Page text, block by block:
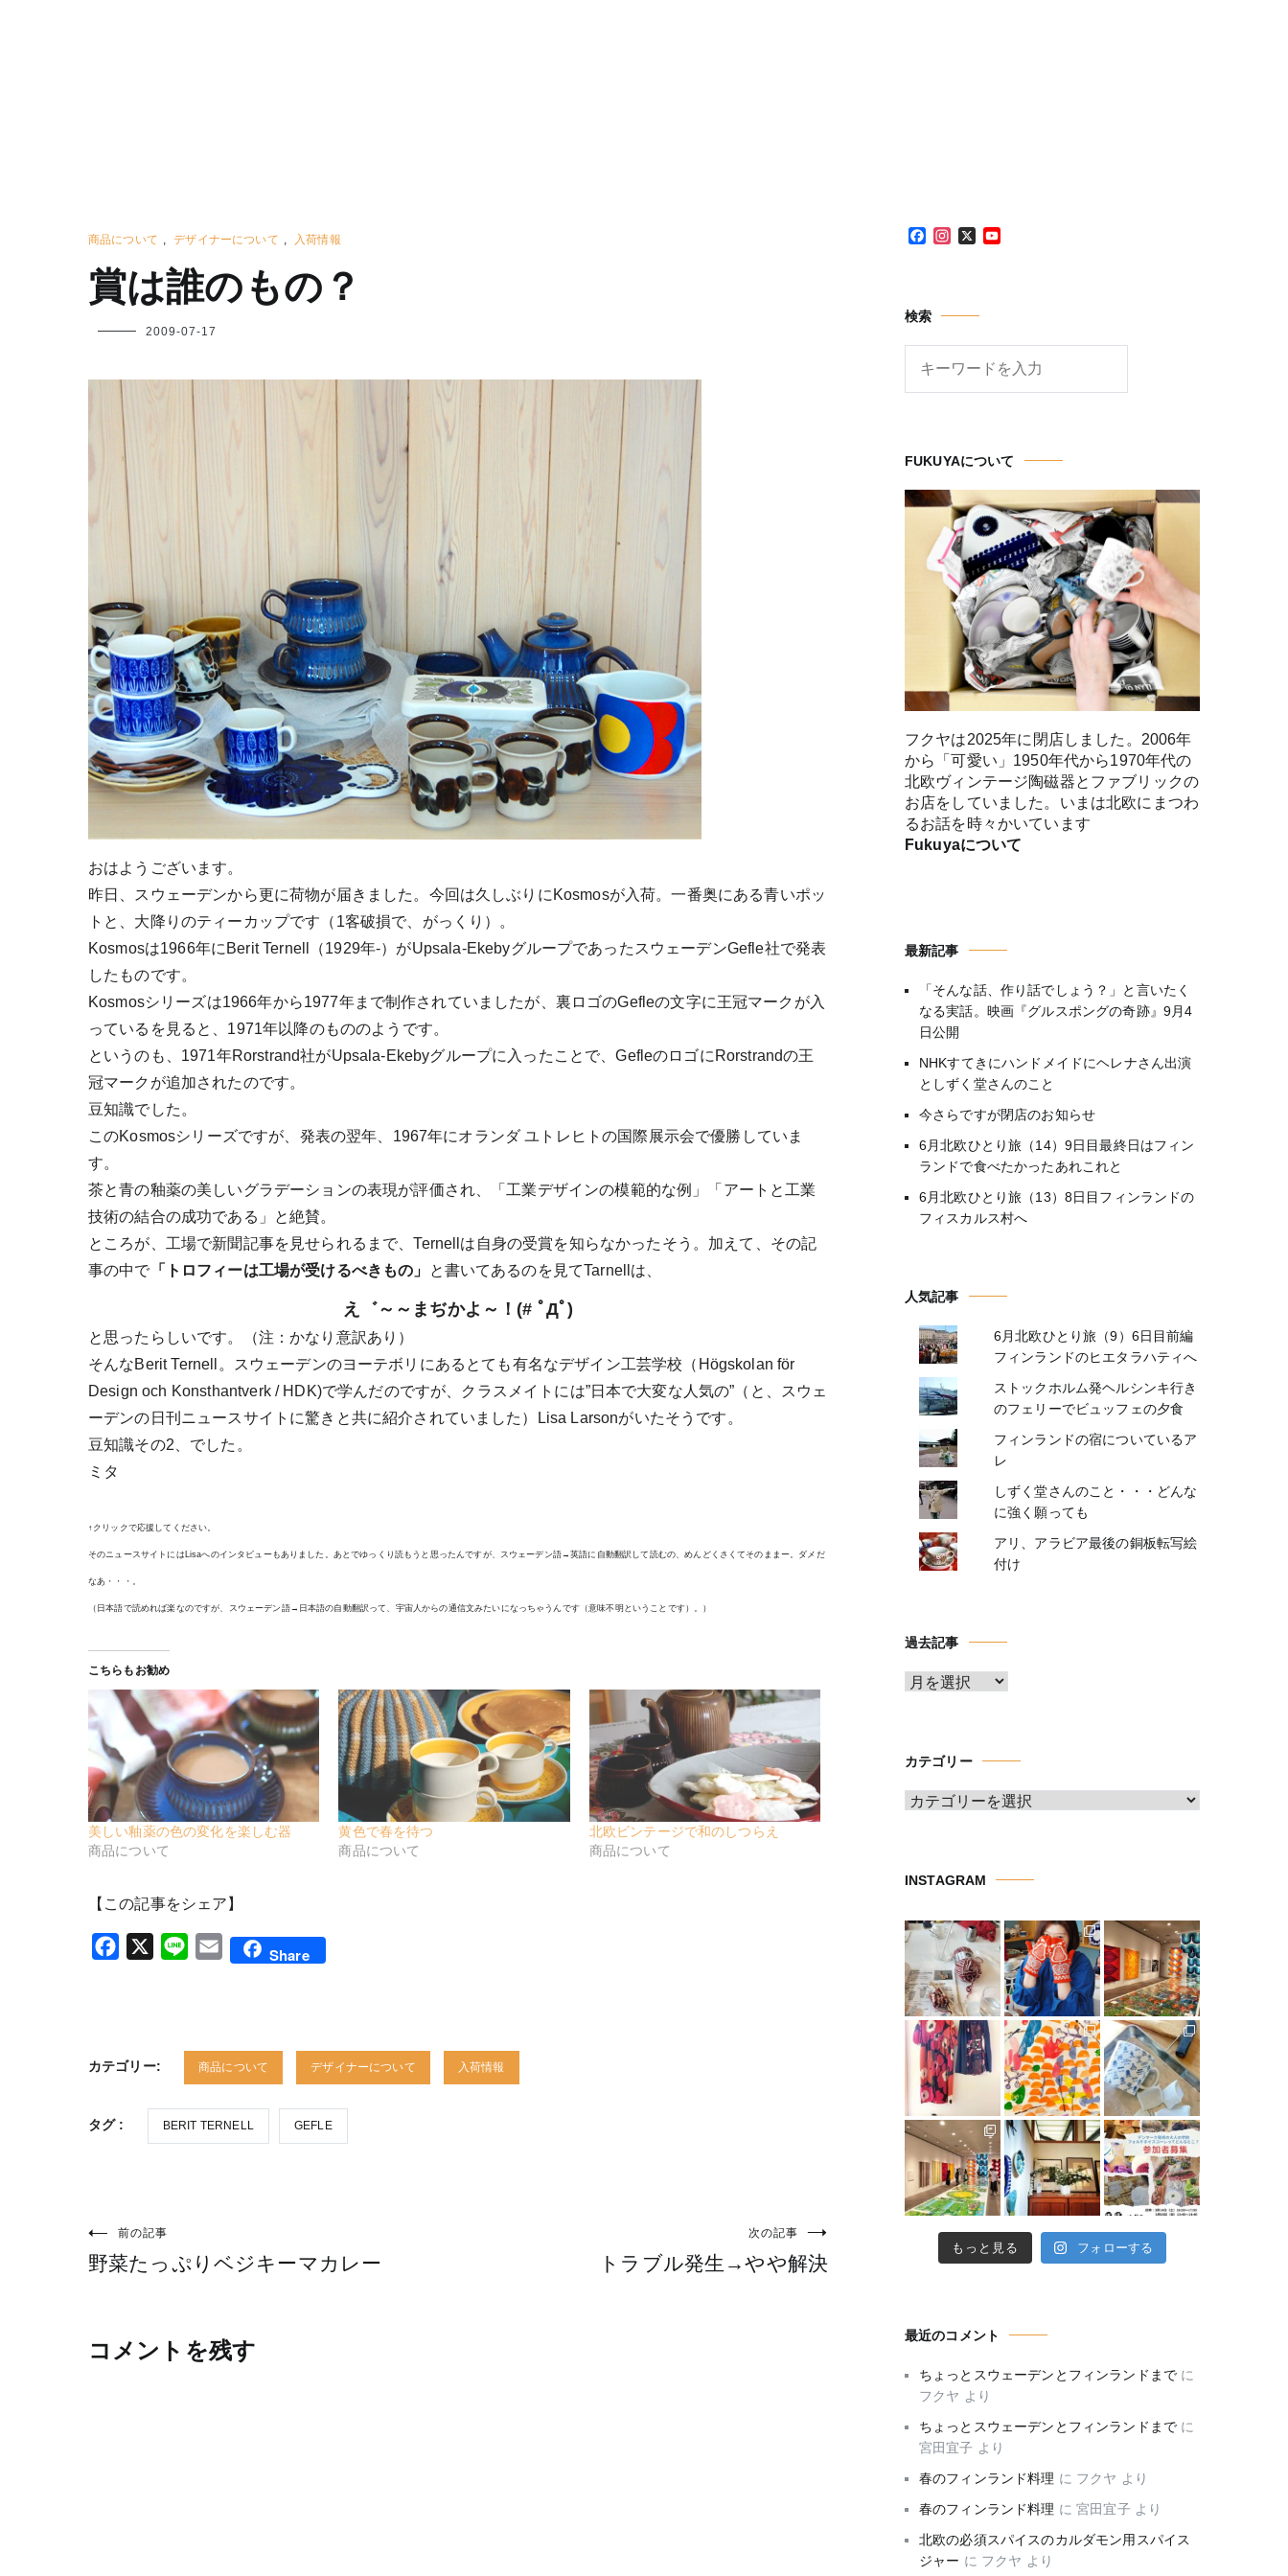
商品について , デザイナーについて , 入荷情報
賞は誰のもの？
フ
2009-07-17
おはようございます。
昨日、スウェーデンから更に荷物が届きました。今回は久しぶりにKosmosが入荷。一番奥にある青いポッ
トと、大降りのティーカップです（1客破損で、がっくり）。
Kosmosは1966年にBerit Ternell（1929年-）がUpsala-EkebyグループであったスウェーデンGefle社で発表
したものです。
Kosmosシリーズは1966年から1977年まで制作されていましたが、裏ロゴのGefleの文字に王冠マークが入
っているを見ると、1971年以降のもののようです。
というのも、1971年Rorstrand社がUpsala-Ekebyグループに入ったことで、GefleのロゴにRorstrandの王
冠マークが追加されたのです。
豆知識でした。
このKosmosシリーズですが、発表の翌年、1967年にオランダ ユトレヒトの国際展示会で優勝していま
す。
茶と青の釉薬の美しいグラデーションの表現が評価され、「工業デザインの模範的な例」「アートと工業
技術の結合の成功である」と絶賛。
ところが、工場で新聞記事を見せられるまで、Ternellは自身の受賞を知らなかったそう。加えて、その記
事の中で 「トロフィーは工場が受けるべきもの」 と書いてあるのを見てTarnellは、
え゛～～まぢかよ～！(# ﾟДﾟ)
と思ったらしいです。（注：かなり意訳あり）
そんなBerit Ternell。スウェーデンのヨーテボリにあるとても有名なデザイン工芸学校（Högskolan för
Design och Konsthantverk / HDK)で学んだのですが、クラスメイトには”日本で大変な人気の”（と、スウェ
ーデンの日刊ニュースサイトに驚きと共に紹介されていました）Lisa Larsonがいたそうです。
豆知識その2、でした。
ミタ
↑クリックで応援してください。
そのニュースサイトにはLisaへのインタビューもありました。あとでゆっくり読もうと思ったんですが、スウェーデン語→英語に自動翻訳して読むの、めんどくさくてそのままー。ダメだ
なあ・・・。
（日本語で読めれば楽なのですが、スウェーデン語→日本語の自動翻訳って、宇宙人からの通信文みたいになっちゃうんです（意味不明ということです）。）
こちらもお勧め
美しい釉薬の色の変化を楽しむ器
商品について
黄色で春を待つ
商品について
北欧ビンテージで和のしつらえ
商品について
【この記事をシェア】
Facebook
X Line Email Share
カテゴリー: 商品について デザイナーについて 入荷情報
タグ : BERIT TERNELL GEFLE
投
稿
ゲ
前の記事
野菜たっぷりベジキーマカレー
次の記事
トラブル発生→やや解決
コメントを残す
Facebook
Instagram
X
検索
FUKUYAについて
フクヤは2025年に閉店しました。2006年
から「可愛い」1950年代から1970年代の
北欧ヴィンテージ陶磁器とファブリックの
お店をしていました。いまは北欧にまつわ
るお話を時々かいています
Fukuyaについて
最新記事
「そんな話、作り話でしょう？」と言いたく
なる実話。映画『グルスポングの奇跡』9月4
日公開
NHKすてきにハンドメイドにヘレナさん出演
としずく堂さんのこと
今さらですが閉店のお知らせ
6月北欧ひとり旅（14）9日目最終日はフィン
ランドで食べたかったあれこれと
6月北欧ひとり旅（13）8日目フィンランドの
フィスカルス村へ
人気記事
6月北欧ひとり旅（9）6日目前編
フィンランドのヒエタラハティへ
ストックホルム発ヘルシンキ行き
のフェリーでビュッフェの夕食
フィンランドの宿についているア
レ
しずく堂さんのこと・・・どんな
に強く願っても
アリ、アラビア最後の銅板転写絵
付け
過去記事
ア
ブ
カテゴリー
カ
ー
INSTAGRAM
もっと見る フォローする
最近のコメント
ちょっとスウェーデンとフィンランドまで に
フクヤ より
ちょっとスウェーデンとフィンランドまで に
宮田宜子 より
春のフィンランド料理 に フクヤ より
春のフィンランド料理 に宮田宜子 より
北欧の必須スパイスのカルダモン用スパイス
ジャー に フクヤ より